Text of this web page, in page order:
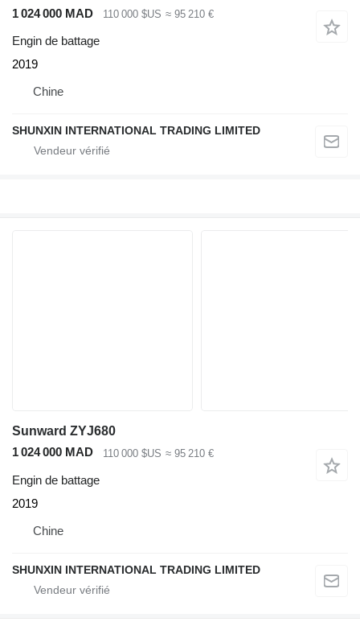
1 024 000 MAD
110 000 $US ≈ 95 210 €
Engin de battage
2019
Chine
SHUNXIN INTERNATIONAL TRADING LIMITED
Sunward ZYJ680
1 024 000 MAD
110 000 $US ≈ 95 210 €
Engin de battage
2019
Chine
SHUNXIN INTERNATIONAL TRADING LIMITED